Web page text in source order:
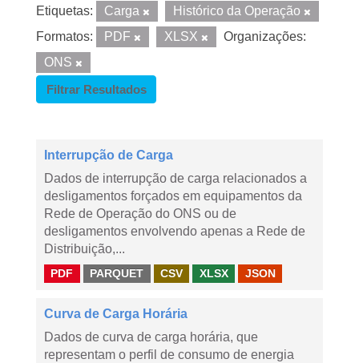
Etiquetas: Carga
Histórico da Operação
Formatos:
PDF XLSX
Organizações:
ONS
Filtrar Resultados
Interrupção de Carga
Dados de interrupção de carga relacionados a
desligamentos forçados em equipamentos da
Rede de Operação do ONS ou de
desligamentos envolvendo apenas a Rede de
Distribuição,...
PDF PARQUET CSV XLSX JSON
Curva de Carga Horária
Dados de curva de carga horária, que
representam o perfil de consumo de energia